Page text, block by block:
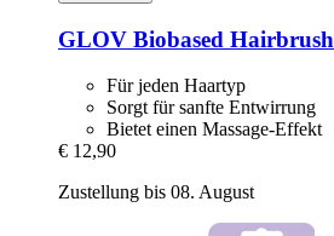
GLOV Biobased Hairbrush
Für jeden Haartyp
Sorgt für sanfte Entwirrung
Bietet einen Massage-Effekt
€ 12,90
Zustellung bis 08. August